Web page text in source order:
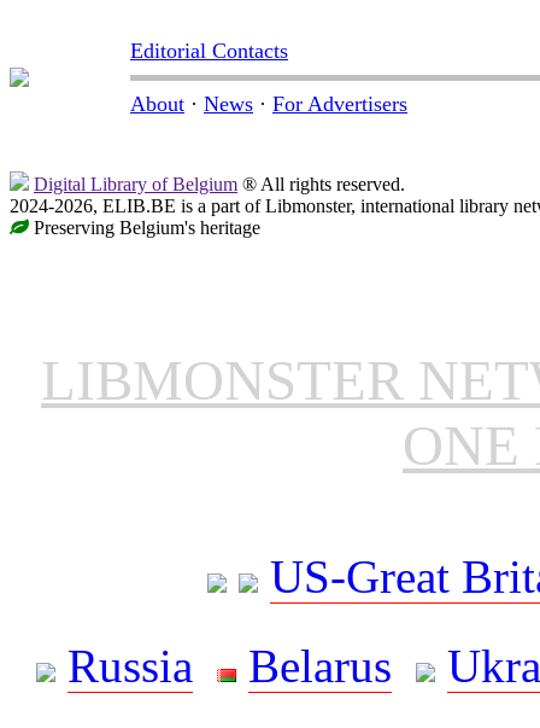
Editorial Contacts
About · News · For Advertisers
Digital Library of Belgium ® All rights reserved.
2024-2026, ELIB.BE is a part of Libmonster, international library
Preserving Belgium's heritage
LIBMONSTER
ONE
US-Great
Russia
Belarus